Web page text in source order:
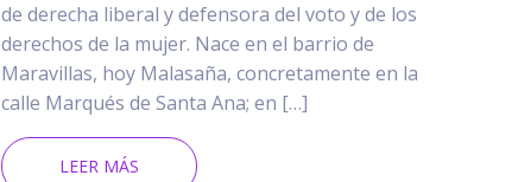
de derecha liberal y defensora del voto y de los
derechos de la mujer. Nace en el barrio de
Maravillas, hoy Malasaña, concretamente en la
calle Marqués de Santa Ana; en […]
LEER MÁS